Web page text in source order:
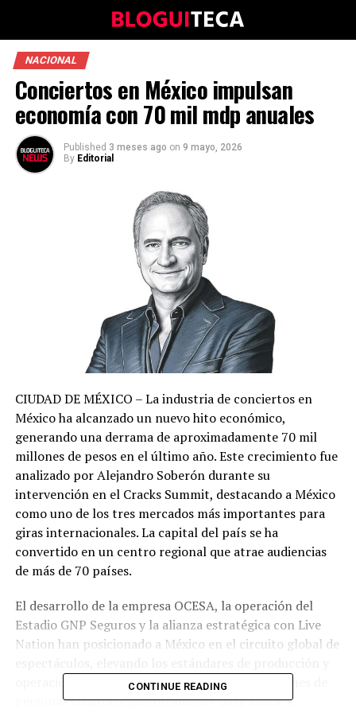
NACIONAL
Conciertos en México impulsan
economía con 70 mil mdp anuales
Published 3 meses ago on 9 mayo, 2026
By Editorial
CIUDAD DE MÉXICO – La industria de conciertos en
México ha alcanzado un nuevo hito económico,
generando una derrama de aproximadamente 70 mil
millones de pesos en el último año. Este crecimiento fue
analizado por Alejandro Soberón durante su
intervención en el Cracks Summit, destacando a México
como uno de los tres mercados más importantes para
giras internacionales. La capital del país se ha
convertido en un centro regional que atrae audiencias
de más de 70 países.
El desarrollo de la empresa OCESA, la operación del
Estadio GNP Seguros y la alianza estratégica con Live
Nation han posicionado a México en el circuito global de
operación. Según cifras de la industria, 6.6 millones de
personas viajaron específicamente para asistir a
CONTINUE READING